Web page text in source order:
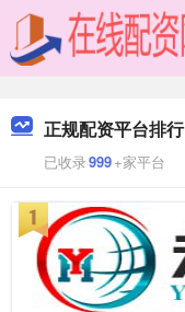
正规配资平台排行
已收录999+家平台